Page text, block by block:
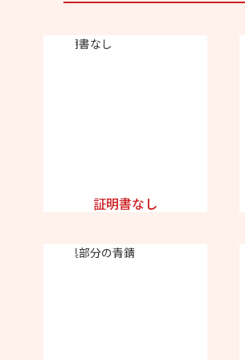
証明書なし